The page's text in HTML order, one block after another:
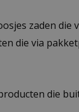
zaden
die via
die